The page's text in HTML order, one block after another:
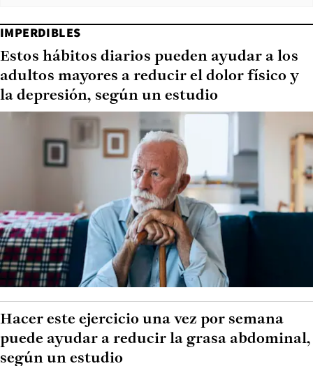
IMPERDIBLES
Estos hábitos diarios pueden ayudar a los
adultos mayores a reducir el dolor físico y
la depresión, según un estudio
Hacer este ejercicio una vez por semana
puede ayudar a reducir la grasa abdominal,
según un estudio